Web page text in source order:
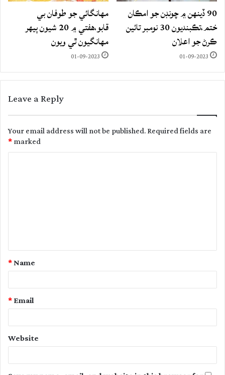
90 ڏينهن ۾ چونڊن جو امڪان
ختم،تڪبنديون 30 نومبر تائين
ڪرڻ جو اعلان
01-09-2023
مهانگائي جو طوفان بي
قابو،هفتي ۾ 20 شيون ٻيهر
مهانگيون ٿي ويون
01-09-2023
Leave a Reply
Your email address will not be published.Required fields are
marked
*
t
Name
*
Email
*
Website